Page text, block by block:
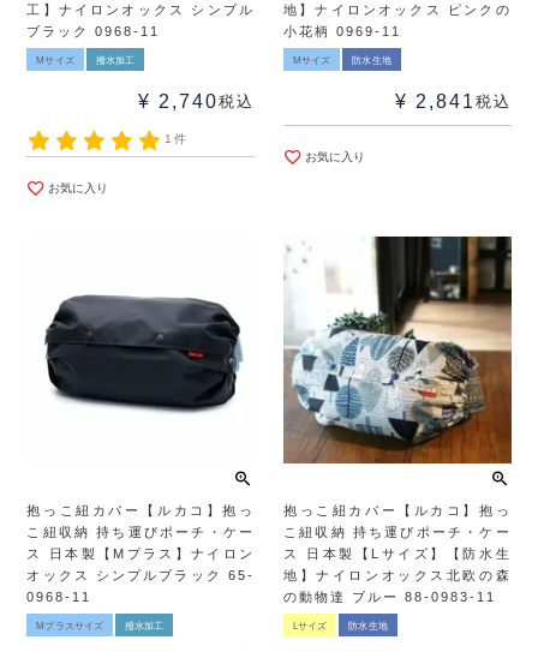
工】ナイロンオックス シンプル
ブラック 0968-11
Mサイズ 撥水加工
¥ 2,740税込
1件
お気に入り
地】ナイロンオックス ピンクの
小花柄 0969-11
Mサイズ 防水生地
¥ 2,841 税込
お気に入り
抱っこ紐カバー【ルカコ】抱っ
こ紐収納 持ち運びポーチ・ケー
ス 日本製【Mプラス】ナイロン
オックス シンプルブラック 65-
0968-11
Mプラスサイズ 撥水加工
抱っこ紐カバー【ルカコ】抱っ
こ紐収納 持ち運びポーチ・ケー
ス 日本製【Lサイズ】【防水生
地】ナイロンオックス北欧の森
の動物達 ブルー 88-0983-11
Lサイズ 防水生地